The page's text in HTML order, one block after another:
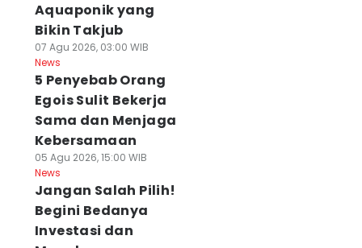
Aquaponik yang
Bikin Takjub
07 Agu 2026, 03:00 WIB
News
5 Penyebab Orang
Egois Sulit Bekerja
Sama dan Menjaga
Kebersamaan
05 Agu 2026, 15:00 WIB
News
Jangan Salah Pilih!
Begini Bedanya
Investasi dan